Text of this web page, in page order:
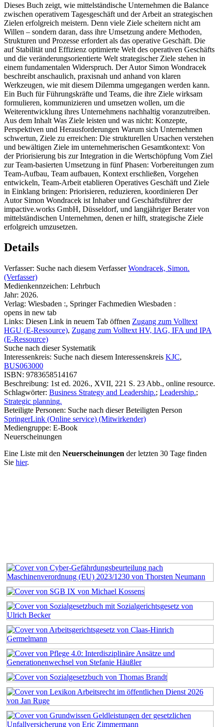
Dieses Buch zeigt, wie mittelständische Unternehmen die Balance
zwischen operativem Tagesgeschäft und der Arbeit an strategischen
Zielen erfolgreich meistern. Denn viele Ziele scheitern nicht am
Willen – sondern daran, dass ihre Umsetzung andere Methoden,
Strukturen und Prozesse erfordert als das operative Geschäft. Die
auf Stabilität und Effizienz optimierte Welt des operativen Geschäfts
und die veränderungsorientierte Welt strategischer Ziele stehen in
einem fundamentalen Widerspruch. Der Autor Simon Wondracek
beschreibt anschaulich, praxisnah und anhand von klaren
Werkzeugen, wie mit diesem Dilemma umgegangen werden kann.
Ein Buch für Führungskräfte und Teams, die ihre Ziele wirksam
formulieren, kommunizieren und umsetzen wollen, um die
Weiterentwicklung ihres Unternehmens nachhaltig voranzutreiben.
Aus dem Inhalt Was Ziele leisten und was nicht: Konzepte,
Perspektiven und Herausforderungen Warum sich Unternehmen
schwertun, Ziele zu erreichen: Die strukturellen Ursachen verstehen
und bewältigen Ziele im unternehmerischen Gesamtkontext: Von
der Priorisierung bis zur Integration in die Wertschöpfung Vom Ziel
zur Team-basierten Umsetzung in fünf Phasen: Vorbereitungen zum
Team-Aufbau, Team aufbauen, Kontext erschließen, Vorgehen
entwickeln, Team-Arbeit etablieren Operatives Geschäft und Ziele
in Einklang bringen: Priorisieren, reduzieren, koordinieren Der
Autor Simon Wondracek ist Inhaber und Geschäftsführer der
impactive.works GmbH, Düsseldorf, und langjähriger Berater von
mittelständischen Unternehmen, denen er hilft, strategische Ziele
erfolgreich umzusetzen.
Details
Verfasser: Suche nach diesem Verfasser Wondracek, Simon.
(Verfasser)
Medienkennzeichen: Lehrbuch
Jahr: 2026.
Verlag: Wiesbaden :, Springer Fachmedien Wiesbaden :
opens in new tab
Links: Diesen Link in neuem Tab öffnen Zugang zum Volltext
HGU (E-Ressource), Zugang zum Volltext HV, IAG, IFA und IPA
(E-Ressource)
Suche nach dieser Systematik
Interessenkreis: Suche nach diesem Interessenskreis KJC,
BUS063000
ISBN: 9783658514167
Beschreibung: 1st ed. 2026., XVII, 221 S. 23 Abb., online resource.
Schlagwörter: Business Strategy and Leadership.; Leadership.;
Strategic planning.
Beteiligte Personen: Suche nach dieser Beteiligten Person
SpringerLink (Online service) (Mitwirkender)
Mediengruppe: E-Book
Neuerscheinungen
Eine Liste mit den Neuerscheinungen der letzten 30 Tage finden
Sie hier.